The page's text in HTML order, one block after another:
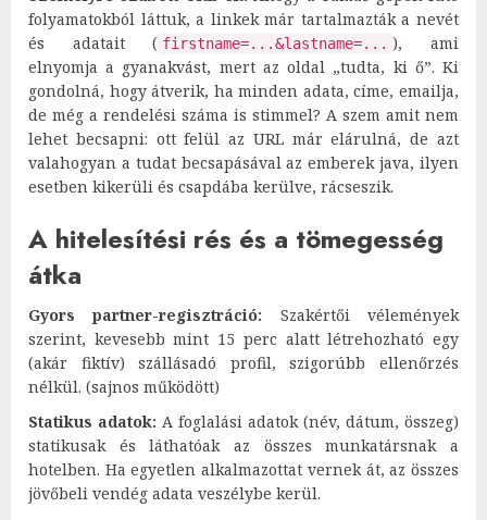
folyamatokból láttuk, a linkek már tartalmazták a nevét
és adatait ( firstname=...&lastname=... ), ami
elnyomja a gyanakvást, mert az oldal „tudta, ki ő”. Ki
gondolná, hogy átverik, ha minden adata, címe, emailja,
de még a rendelési száma is stimmel? A szem amit nem
lehet becsapni: ott felül az URL már elárulná, de azt
valahogyan a tudat becsapásával az emberek java, ilyen
esetben kikerüli és csapdába kerülve, rácseszik.
A hitelesítési rés és a tömegesség
átka
Gyors partner-regisztráció: Szakértői vélemények
szerint, kevesebb mint 15 perc alatt létrehozható egy
(akár fiktív) szállásadó profil, szigorúbb ellenőrzés
nélkül. (sajnos működött)
Statikus adatok: A foglalási adatok (név, dátum, összeg)
statikusak és láthatóak az összes munkatársnak a
hotelben. Ha egyetlen alkalmazottat vernek át, az összes
jövőbeli vendég adata veszélybe kerül.